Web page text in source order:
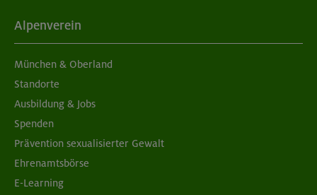
Alpenverein
München & Oberland
Standorte
Ausbildung & Jobs
Spenden
Prävention sexualisierter Gewalt
Ehrenamtsbörse
E-Learning